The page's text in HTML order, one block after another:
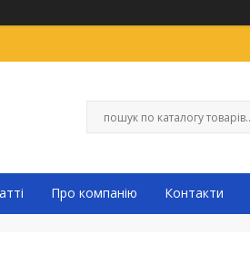
Про компанію Контакти